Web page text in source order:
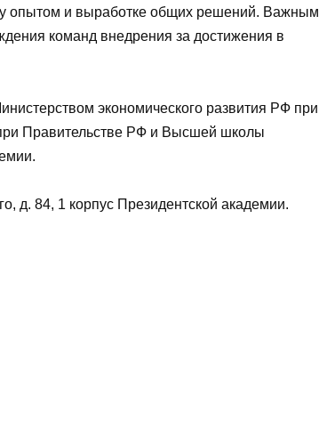
опытом и выработке общих решений. Важным
команд внедрения за достижения в
экономического развития РФ при
Правительстве РФ и Высшей школы
д. 84, 1 корпус Президентской академии.